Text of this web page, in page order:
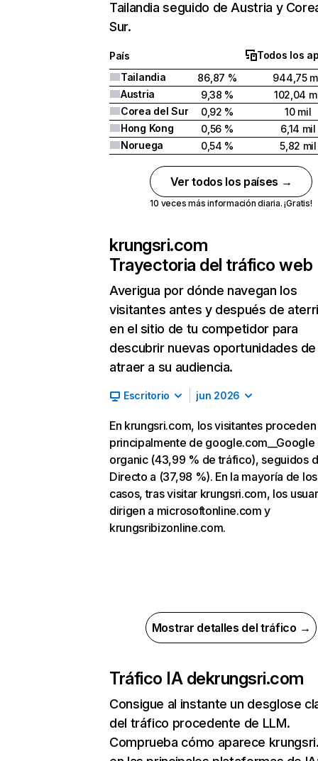
Tailandia seguido de Austria y
Sur.
País
Todos los
Tailandia
86,87 %
944,75
Austria
9,38 %
102,04
Corea del Sur
0,92 %
10 mil
Hong Kong
0,56 %
6,14 mil
Noruega
0,54 % 5,82 mil
Ver todos los países →
10 veces más información diaria. ¡Gratis!
krungsri.com
Trayectoria del tráfico web
Averigua por dónde navegan los
visitantes antes y después de
en el sitio de tu competidor para
descubrir nuevas oportunidades de
atraer a su audiencia.
Escritorio jun 2026
En krungsri.com, los visitantes proceden
principalmente de google.com__Google
organic (43,99 % de tráfico), seguidos
Directo a (37,98 %). En la mayoría de los
casos, tras visitar krungsri.com, los
dirigen a microsoftonline.com y
krungsribizonline.com.
Mostrar detalles del tráfico →
Tráfico IA dekrungsri.com
Consigue al instante un desglose
del tráfico procedente de LLM.
Comprueba cómo aparece